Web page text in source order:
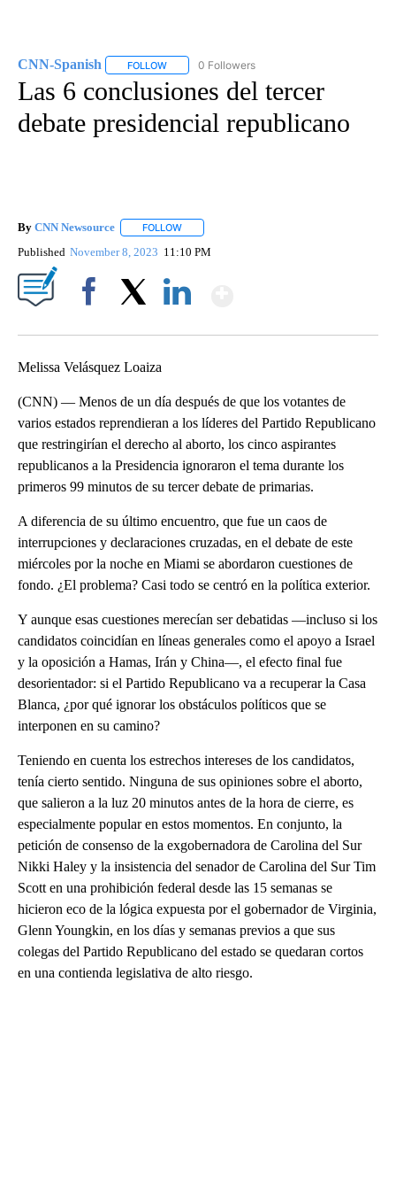
CNN-Spanish FOLLOW FOLLOW "CNN-SPANISH" TO RECEIVE
0 Followers
Las 6 conclusiones del tercer
debate presidencial republicano
By CNN Newsource FOLLOW
Published November 8, 2023 11:10 PM
Melissa Velásquez Loaiza
(CNN) — Menos de un día después de que los votantes de
varios estados reprendieran a los líderes del Partido Republicano
que restringirían el derecho al aborto, los cinco aspirantes
republicanos a la Presidencia ignoraron el tema durante los
primeros 99 minutos de su tercer debate de primarias.
A diferencia de su último encuentro, que fue un caos de
interrupciones y declaraciones cruzadas, en el debate de este
miércoles por la noche en Miami se abordaron cuestiones de
fondo. ¿El problema? Casi todo se centró en la política exterior.
Y aunque esas cuestiones merecían ser debatidas —incluso si los
candidatos coincidían en líneas generales como el apoyo a Israel
y la oposición a Hamas, Irán y China—, el efecto final fue
desorientador: si el Partido Republicano va a recuperar la Casa
Blanca, ¿por qué ignorar los obstáculos políticos que se
interponen en su camino?
Teniendo en cuenta los estrechos intereses de los candidatos,
tenía cierto sentido. Ninguna de sus opiniones sobre el aborto,
que salieron a la luz 20 minutos antes de la hora de cierre, es
especialmente popular en estos momentos. En conjunto, la
petición de consenso de la exgobernadora de Carolina del Sur
Nikki Haley y la insistencia del senador de Carolina del Sur Tim
Scott en una prohibición federal desde las 15 semanas se
hicieron eco de la lógica expuesta por el gobernador de Virginia,
Glenn Youngkin, en los días y semanas previos a que sus
colegas del Partido Republicano del estado se quedaran cortos
en una contienda legislativa de alto riesgo.